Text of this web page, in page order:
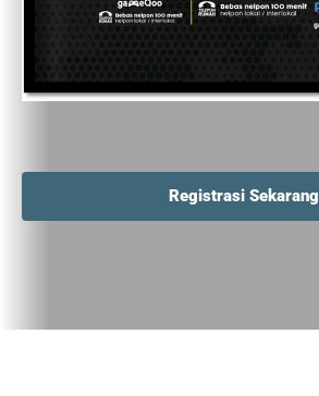
Registrasi Sekarang